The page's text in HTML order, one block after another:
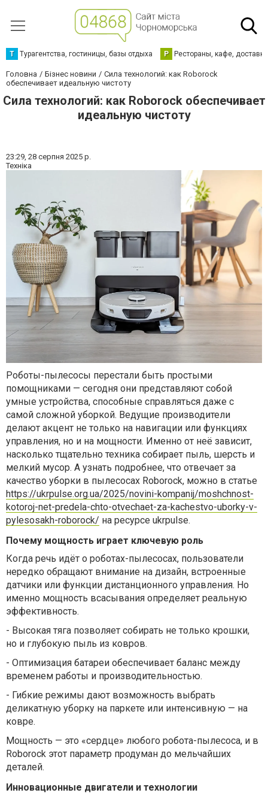
Т Турагентства, гостиницы, базы отдыха Р Рестораны, кафе,
Головна Бізнес новини
Сила технологий: как Roborock
обеспечивает идеальную чистоту
Сила технологий: как Roborock обеспечивает
идеальную чистоту
23:29, 28 серпня 2025 р.
Техніка
Роботы-пылесосы перестали быть простыми
помощниками — сегодня они представляют собой
умные устройства, способные справляться даже с
самой сложной уборкой. Ведущие производители
делают акцент не только на навигации или функциях
управления, но и на мощности. Именно от неё зависит,
насколько тщательно техника собирает пыль, шерсть и
мелкий мусор. А узнать подробнее, что отвечает за
качество уборки в пылесосах Roborock, можно в статье
https://ukrpulse.org.ua/2025/novini-kompanij/moshchnost-
kotoroj-net-predela-chto-otvechaet-za-kachestvo-uborky-v-
pylesosakh-roborock/ на ресурсе ukrpulse.
Почему мощность играет ключевую роль
Когда речь идёт о роботах-пылесосах, пользователи
нередко обращают внимание на дизайн, встроенные
датчики или функции дистанционного управления. Но
именно мощность всасывания определяет реальную
эффективность.
- Высокая тяга позволяет собирать не только крошки,
но и глубокую пыль из ковров.
- Оптимизация батареи обеспечивает баланс между
временем работы и производительностью.
- Гибкие режимы дают возможность выбрать
деликатную уборку на паркете или интенсивную — на
ковре.
Мощность — это «сердце» любого робота-пылесоса, и в
Roborock этот параметр продуман до мельчайших
деталей.
Инновационные двигатели и технологии